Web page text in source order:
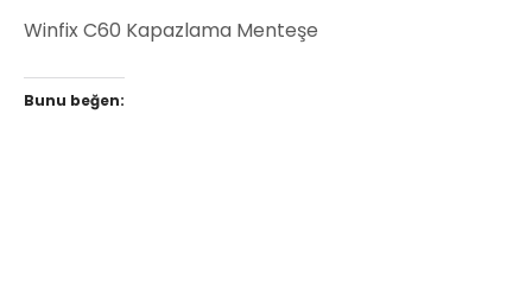
Winfix C60 Kapazlama Menteşe
Bunu beğen: